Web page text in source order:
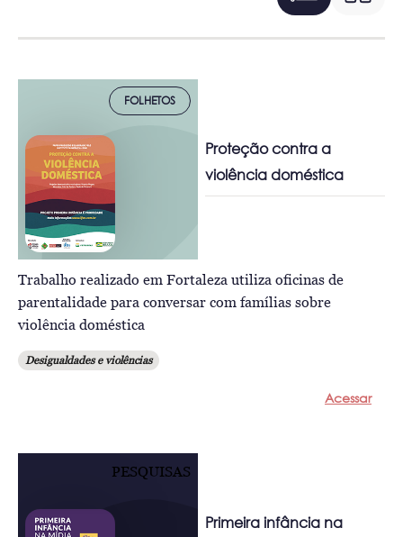
FOLHETOS
Proteção contra a
violência doméstica
Trabalho realizado em Fortaleza utiliza oficinas de
parentalidade para conversar com famílias sobre
violência doméstica
Desigualdades e violências
Acessar
PESQUISAS
Primeira infância na